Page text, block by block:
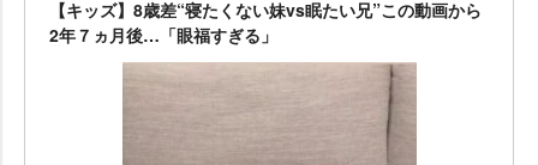
【キッズ】8歳差“寝たくない妹vs眠たい兄”この動画から
2年７ヵ月後…「眼福すぎる」